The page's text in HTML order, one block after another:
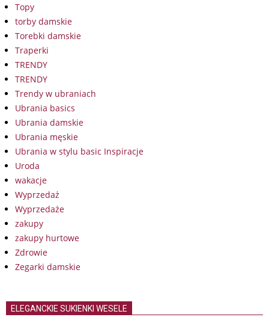
Topy
torby damskie
Torebki damskie
Traperki
TRENDY
TRENDY
Trendy w ubraniach
Ubrania basics
Ubrania damskie
Ubrania męskie
Ubrania w stylu basic Inspiracje
Uroda
wakacje
Wyprzedaż
Wyprzedaże
zakupy
zakupy hurtowe
Zdrowie
Zegarki damskie
ELEGANCKIE SUKIENKI WESELE